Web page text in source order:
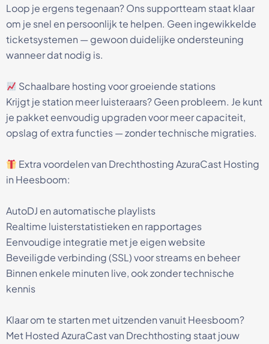
Loop je ergens tegenaan? Ons supportteam staat klaar
om je snel en persoonlijk te helpen. Geen ingewikkelde
ticketsystemen — gewoon duidelijke ondersteuning
wanneer dat nodig is.
Schaalbare hosting voor groeiende stations
Krijgt je station meer luisteraars? Geen probleem. Je kunt
je pakket eenvoudig upgraden voor meer capaciteit,
opslag of extra functies — zonder technische migraties.
Extra voordelen van Drechthosting AzuraCast Hosting
in Heesboom:
AutoDJ en automatische playlists
Realtime luisterstatistieken en rapportages
Eenvoudige integratie met je eigen website
Beveiligde verbinding (SSL) voor streams en beheer
Binnen enkele minuten live, ook zonder technische
kennis
Klaar om te starten met uitzenden vanuit Heesboom?
Met Hosted AzuraCast van Drechthosting staat jouw